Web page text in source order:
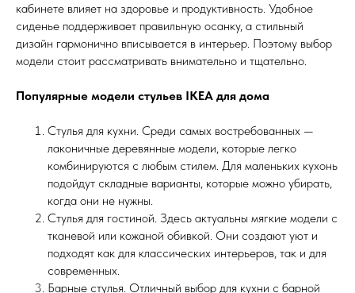
кабинете влияет на здоровье и продуктивность. Удобное
сиденье поддерживает правильную осанку, а стильный
дизайн гармонично вписывается в интерьер. Поэтому выбор
модели стоит рассматривать внимательно и тщательно.
Популярные модели стульев IKEA для дома
Стулья для кухни. Среди самых востребованных —
лаконичные деревянные модели, которые легко
комбинируются с любым стилем. Для маленьких кухонь
подойдут складные варианты, которые можно убирать,
когда они не нужны.
Стулья для гостиной. Здесь актуальны мягкие модели с
тканевой или кожаной обивкой. Они создают уют и
подходят как для классических интерьеров, так и для
современных.
Барные стулья. Отличный выбор для кухни с барной